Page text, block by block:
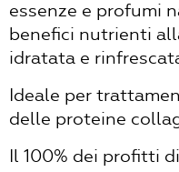
essenze e profumi
benefici nutrienti
idratata e
Ideale per
delle proteine
Il 100% dei profitti